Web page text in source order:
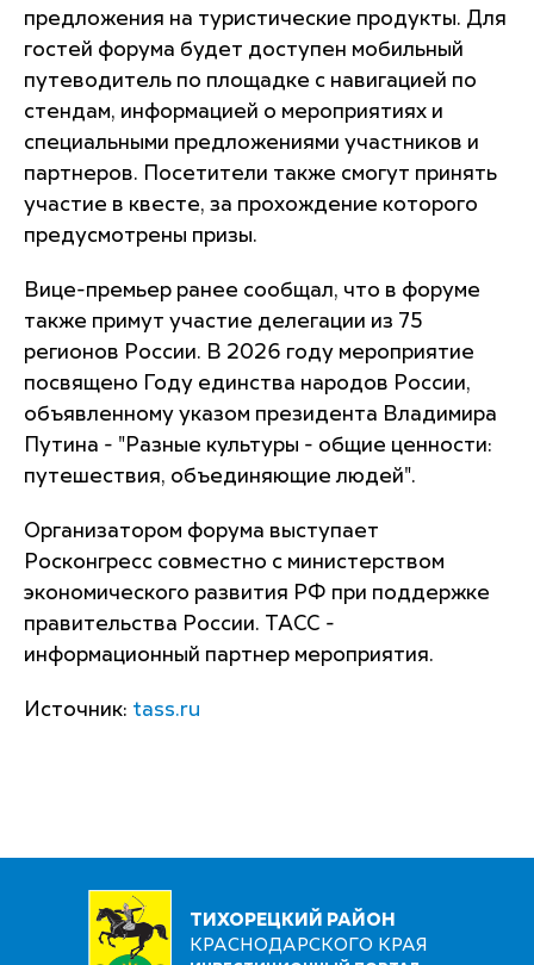
предложения на туристические продукты. Для
гостей форума будет доступен мобильный
путеводитель по площадке с навигацией по
стендам, информацией о мероприятиях и
специальными предложениями участников и
партнеров. Посетители также смогут принять
участие в квесте, за прохождение которого
предусмотрены призы.
Вице-премьер ранее сообщал, что в форуме
также примут участие делегации из 75
регионов России. В 2026 году мероприятие
посвящено Году единства народов России,
объявленному указом президента Владимира
Путина - "Разные культуры - общие ценности:
путешествия, объединяющие людей".
Организатором форума выступает
Росконгресс совместно с министерством
экономического развития РФ при поддержке
правительства России. ТАСС -
информационный партнер мероприятия.
Источник: tass.ru
ТИХОРЕЦКИЙ РАЙОН
КРАСНОДАРСКОГО КРАЯ